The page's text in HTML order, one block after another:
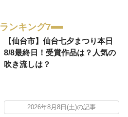
ランキング7
【仙台市】仙台七夕まつり本日
8/8最終日！受賞作品は？人気の
吹き流しは？
2026年8月8日(土)の記事